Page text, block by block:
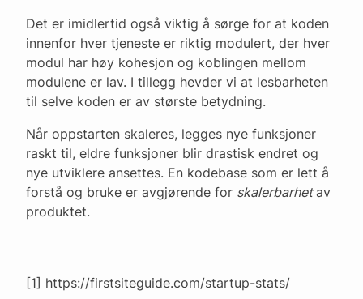
Det er imidlertid også viktig å sørge for at koden
innenfor hver tjeneste er riktig modulert, der hver
modul har høy kohesjon og koblingen mellom
modulene er lav. I tillegg hevder vi at lesbarheten
til selve koden er av største betydning.
Når oppstarten skaleres, legges nye funksjoner
raskt til, eldre funksjoner blir drastisk endret og
nye utviklere ansettes. En kodebase som er lett å
forstå og bruke er avgjørende for skalerbarhetav
produktet.
[1] https://firstsiteguide.com/startup-stats/